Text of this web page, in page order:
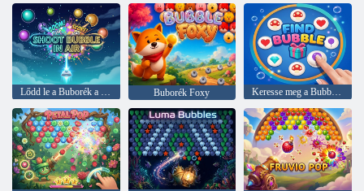
Lődd le a Buborék a levegőben Buborék Foxy Keresse meg a Bubble-t